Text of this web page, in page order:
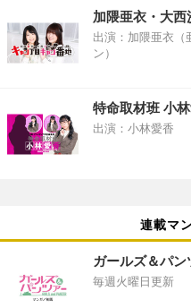
加隈亜衣・大
出演：加隈亜衣（
ン）
特命取材班 小
出演：小林愛香
連載マ
ガールズ＆パン
毎週火曜日更新